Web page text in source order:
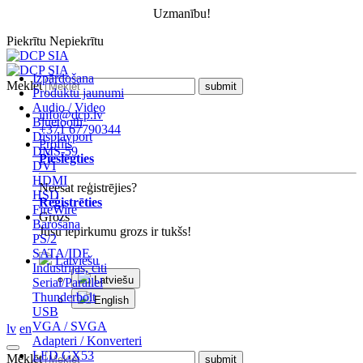
Uzmanību!
Piekrītu Nepiekrītu
Izpārdošana
Produktu jaunumi
Audio / Video
Bluetooth
Displayport
DMS-59
DVI
HDMI
HSD
FireWire
Barošana
PS/2
SATA/IDE
Industrijas, citi
Serial/Parallel
Thunderbolt
USB
VGA / SVGA
Adapteri / Konverteri
LED GX53
Meklēt
info@dcp.lv
+371 67790344
Profils
Pieslēgties
Neesat reģistrējies?
Reģistrēties
Grozs
Jūsu iepirkumu grozs ir tukšs!
Latviešu
Latviešu
English
lv en
Meklēt